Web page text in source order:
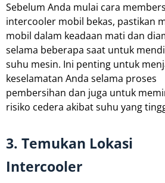
Sebelum Anda mulai cara
intercooler mobil bekas, pastikan
mobil dalam keadaan mati dan
selama beberapa saat untuk
suhu mesin. Ini penting untuk
keselamatan Anda selama proses
pembersihan dan juga untuk
risiko cedera akibat suhu yang
3. Temukan Lokasi
Intercooler